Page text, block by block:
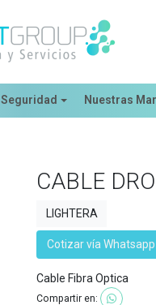
Seguridad Nuestras
CABLE
LIGHTERA
Cotizar vía Whatsapp
Cable Fibra Optica
Compartir en: